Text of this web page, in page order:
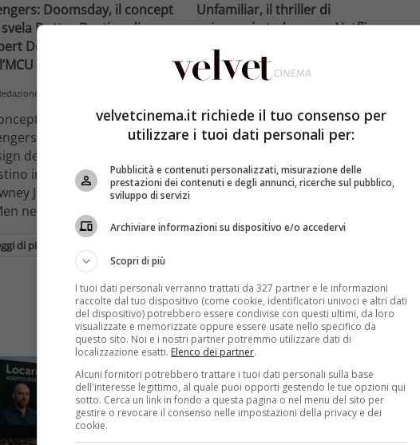
Doomsday, il concept
Dottor Destino di
Downey Jr. e gli X-Men
Velvet
art ufficiale di
Doomsday rivela il
della maschera di Dottor
interpretato da Robert
Jr. e i primi dettagli degli
nell'MCU
di più
Unfamiliar, il thriller di
spionaggio tedesco su Netflix
perfetto per il binge-watching
Redazione Velvet 5 Agosto 2026
unfamiliar netflix serie tedesca
di spionaggio con 6 episodi che
thriller ambientata a Berlino con
Felix Krame
Leggi di più
velvetcinema.it richiede il tuo consenso per
utilizzare i tuoi dati personali per:
Pubblicità e contenuti personalizzati, misurazione delle
prestazioni dei contenuti e degli annunci, ricerche sul pubblico,
sviluppo di servizi
Archiviare informazioni su dispositivo e/o accedervi
Scopri di più
I tuoi dati personali verranno trattati da 327 partner e le informazioni
raccolte dal tuo dispositivo (come cookie, identificatori univoci e altri dati
del dispositivo) potrebbero essere condivise con questi ultimi, da loro
visualizzate e memorizzate oppure essere usate nello specifico da
questo sito. Noi e i nostri partner potremmo utilizzare dati di
localizzazione esatti. Elenco dei partner.
Alcuni fornitori potrebbero trattare i tuoi dati personali sulla base
dell'interesse legittimo, al quale puoi opporti gestendo le tue opzioni qui
sotto. Cerca un link in fondo a questa pagina o nel menu del sito per
gestire o revocare il consenso nelle impostazioni della privacy e dei
cookie.